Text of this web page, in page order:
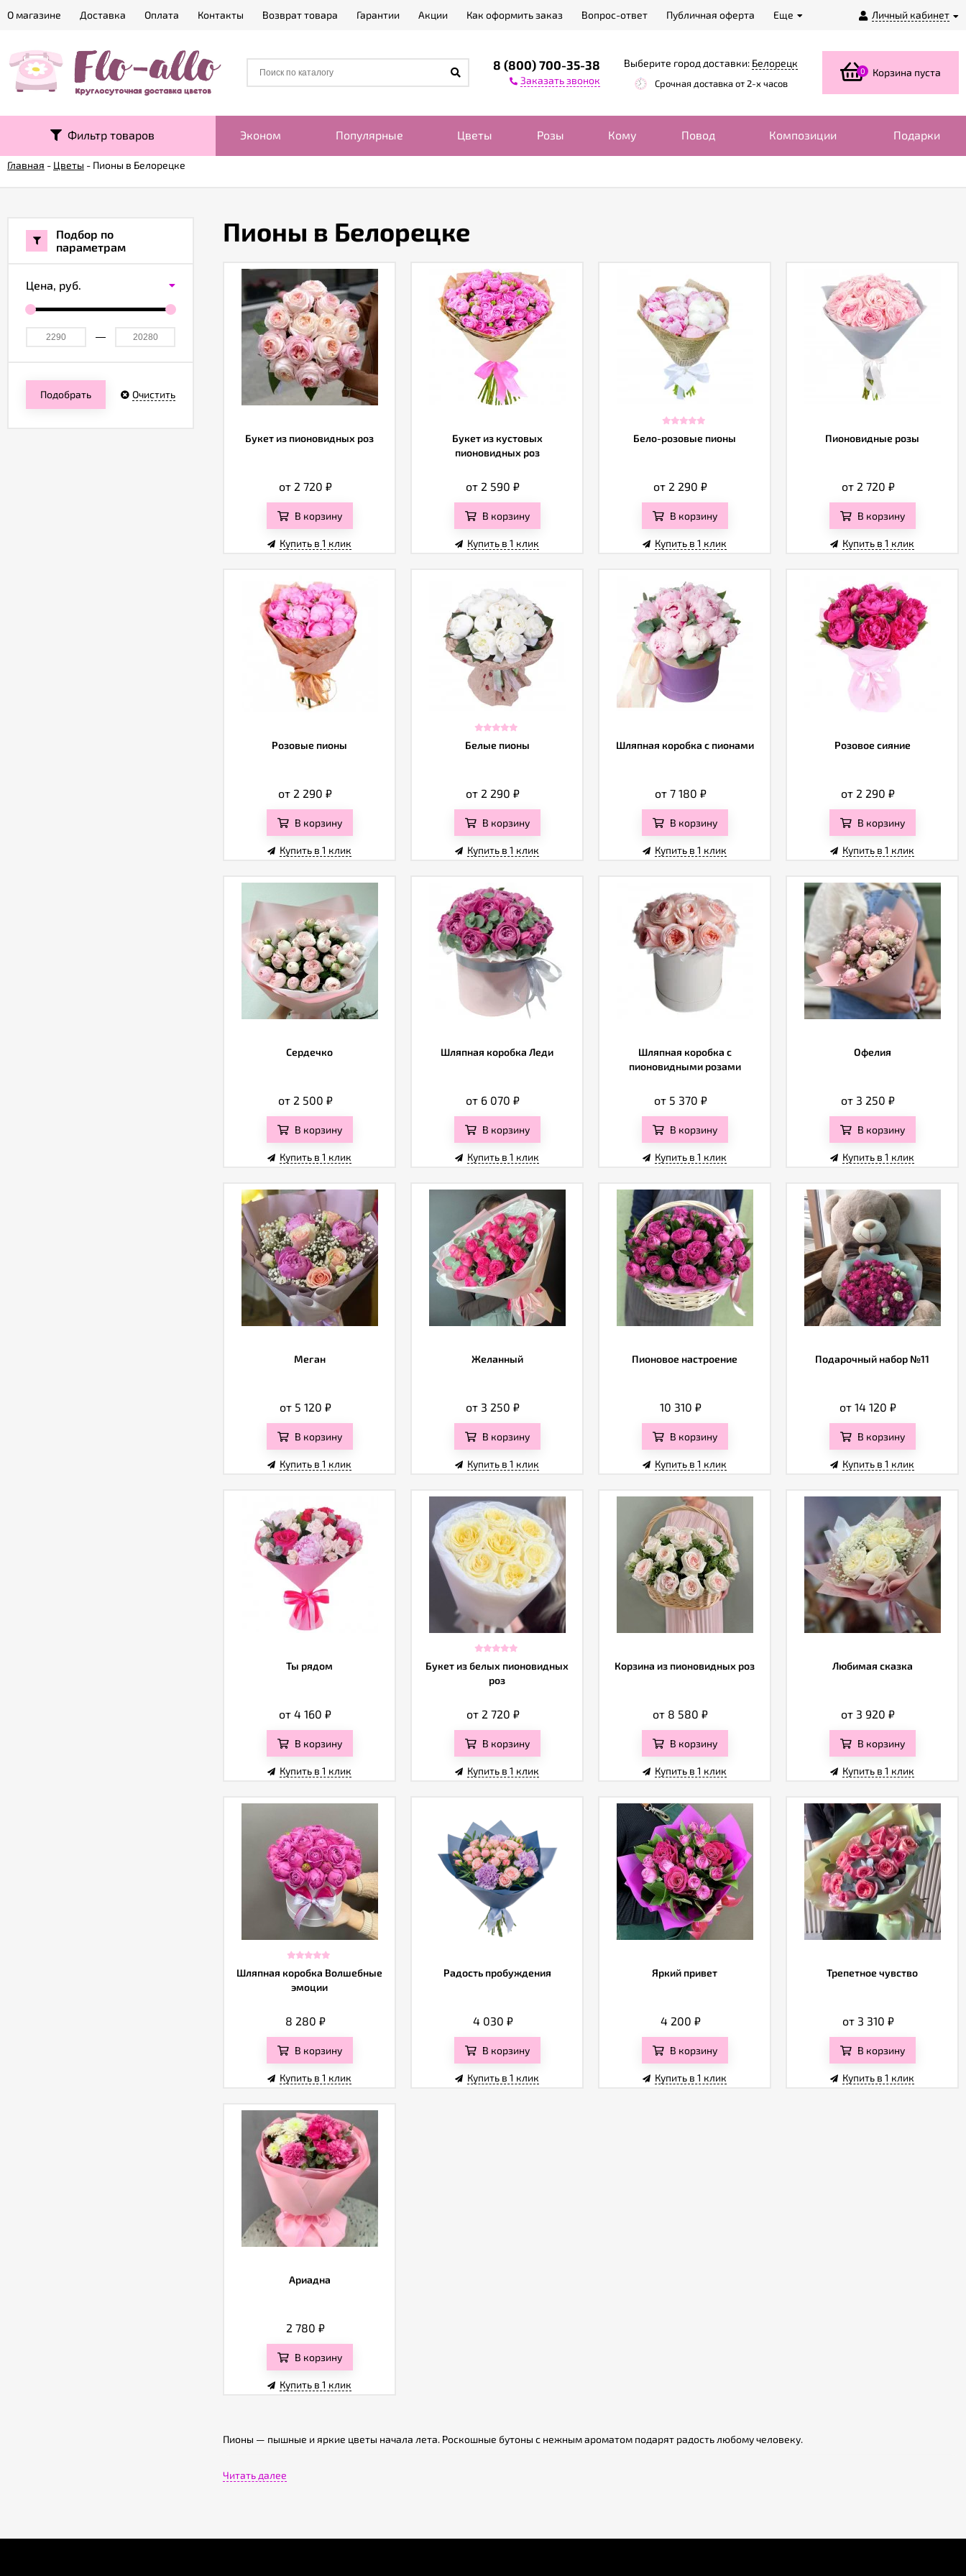
Личный кабинет
О магазине Доставка Оплата Контакты Возврат товара Гарантии Акции Как оформить заказ Вопрос-ответ Публичная оферта Еще
8 (800) 700-35-38
Заказать звонок
Выберите город доставки: Белорецк
Срочная доставка от 2-х часов
0 Корзина пуста
Фильтр товаров Эконом Популярные Цветы Розы Кому Повод Композиции Подарки
Главная - Цветы - Пионы в Белорецке
Пионы в Белорецке
Букет из пионовидных роз
от 2 720 ₽
В корзину
Купить в 1 клик
Букет из кустовых
пионовидных роз
от 2 590 ₽
В корзину
Купить в 1 клик
Бело-розовые пионы
от 2 290 ₽
В корзину
Купить в 1 клик
Пионовидные розы
от 2 720 ₽
В корзину
Купить в 1 клик
Розовые пионы
от 2 290 ₽
В корзину
Купить в 1 клик
Белые пионы
от 2 290 ₽
В корзину
Купить в 1 клик
Шляпная коробка с пионами
от 7 180 ₽
В корзину
Купить в 1 клик
Розовое сияние
от 2 290 ₽
В корзину
Купить в 1 клик
Сердечко
от 2 500 ₽
В корзину
Купить в 1 клик
Шляпная коробка Леди
от 6 070 ₽
В корзину
Купить в 1 клик
Шляпная коробка с
пионовидными розами
от 5 370 ₽
В корзину
Купить в 1 клик
Офелия
от 3 250 ₽
В корзину
Купить в 1 клик
Меган
от 5 120 ₽
В корзину
Купить в 1 клик
Желанный
от 3 250 ₽
В корзину
Купить в 1 клик
Пионовое настроение
10 310 ₽
В корзину
Купить в 1 клик
Подарочный набор №11
от 14 120 ₽
В корзину
Купить в 1 клик
Ты рядом
от 4 160 ₽
В корзину
Купить в 1 клик
Букет из белых пионовидных
роз
от 2 720 ₽
В корзину
Купить в 1 клик
Корзина из пионовидных роз
от 8 580 ₽
В корзину
Купить в 1 клик
Любимая сказка
от 3 920 ₽
В корзину
Купить в 1 клик
Шляпная коробка Волшебные
эмоции
8 280 ₽
В корзину
Купить в 1 клик
Радость пробуждения
4 030 ₽
В корзину
Купить в 1 клик
Яркий привет
4 200 ₽
В корзину
Купить в 1 клик
Трепетное чувство
от 3 310 ₽
В корзину
Купить в 1 клик
Ариадна
2 780 ₽
В корзину
Купить в 1 клик
Пионы — пышные и яркие цветы начала лета. Роскошные бутоны с нежным ароматом подарят радость любому человеку.
По одной из легенд, название «пион» происходит от древнегреческого слова «пеон», что значит «лекарь». Врач Пеон лечил греческих богов и однажды
здорово их разозлил. В наказание его превратили в цветок. В древности пионы были больше лечебными растениями, чем декоративными. Настоем
Читать далее
Подбор по
параметрам
Цена, руб.
Подобрать Очистить